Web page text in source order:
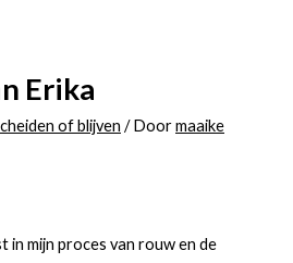
Erika
of blijven / Doormaaike
in mijn proces van rouw en de